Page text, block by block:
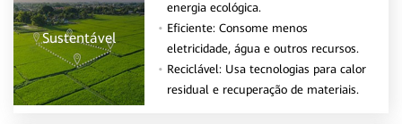
energia ecológica.
Eficiente: Consome menos
eletricidade, água e outros recursos.
Reciclável: Usa tecnologias para calor
residual e recuperação de materiais.
Sustentável